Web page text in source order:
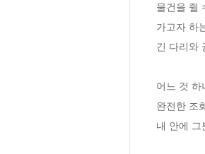
물건을 쥘
가고자 하
긴 다리와
어느 것 하
완전한 조
내 안에 그